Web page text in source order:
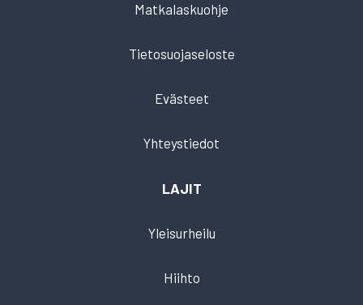
Matkalaskuohje
Tietosuojaseloste
Evästeet
Yhteystiedot
LAJIT
Yleisurheilu
Hiihto